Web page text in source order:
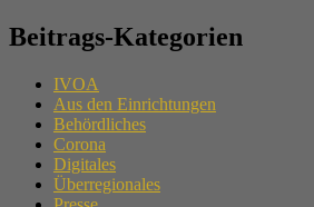
Beitrags-Kategorien
IVOA
Aus den Einrichtungen
Behördliches
Corona
Digitales
Überregionales